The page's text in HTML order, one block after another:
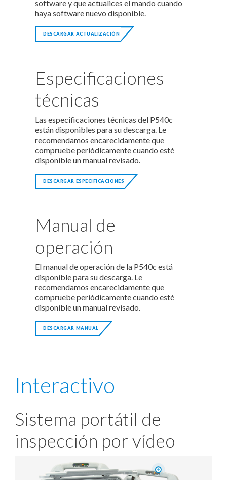
software y que actualices el mando cuando
haya software nuevo disponible.
DESCARGAR ACTUALIZACIÓN
Especificaciones
técnicas
Las especificaciones técnicas del P540c
están disponibles para su descarga. Le
recomendamos encarecidamente que
compruebe periódicamente cuando esté
disponible un manual revisado.
DESCARGAR ESPECIFICACIONES
Manual de
operación
El manual de operación de la P540c está
disponible para su descarga. Le
recomendamos encarecidamente que
compruebe periódicamente cuando esté
disponible un manual revisado.
DESCARGAR MANUAL
Interactivo
Sistema portátil de
inspección por vídeo